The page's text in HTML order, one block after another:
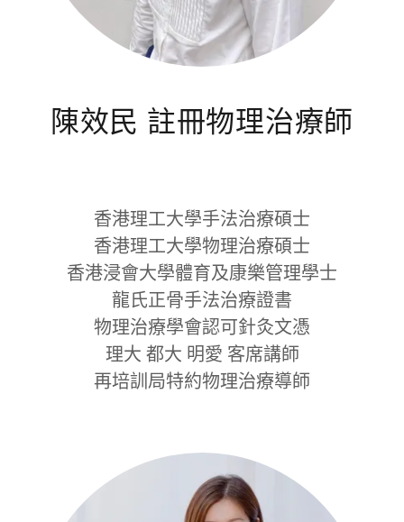
陳效民 註冊物理治療師
香港理工大學手法治療碩士
香港理工大學物理治療碩士
香港浸會大學體育及康樂管理學士
龍氏正骨手法治療證書
物理治療學會認可針灸文憑
理大 都大 明愛 客席講師
再培訓局特約物理治療導師